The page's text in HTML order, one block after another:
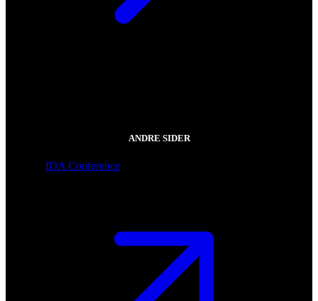
ANDRE SIDER
IDA Conference